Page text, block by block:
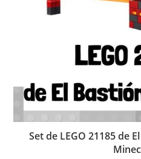
Set de LEGO 21185 de